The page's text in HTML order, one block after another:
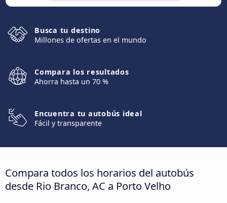
Busca tu destino
Millones de ofertas en el mundo
Compara los resultados
Ahorra hasta un 70 %
Encuentra tu autobús ideal
Fácil y transparente
Compara todos los horarios del autobús
desde Rio Branco, AC a Porto Velho